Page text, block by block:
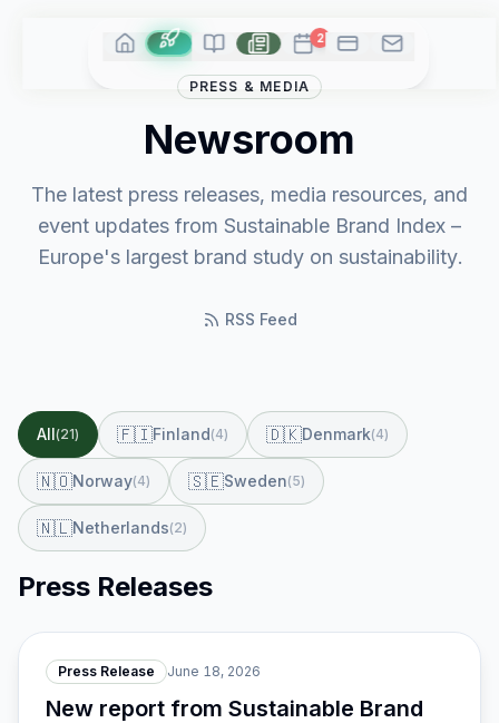
PRESS & MEDIA
Newsroom
The latest press releases, media resources, and
event updates from Sustainable Brand Index –
Europe's largest brand study on sustainability.
RSS Feed
All(21) 🇫🇮Finland(4) 🇩🇰Denmark(4)
🇳🇴Norway(4) 🇸🇪Sweden(5)
🇳🇱Netherlands(2)
Press Releases
Press Release June 18, 2026
New report from Sustainable Brand
2